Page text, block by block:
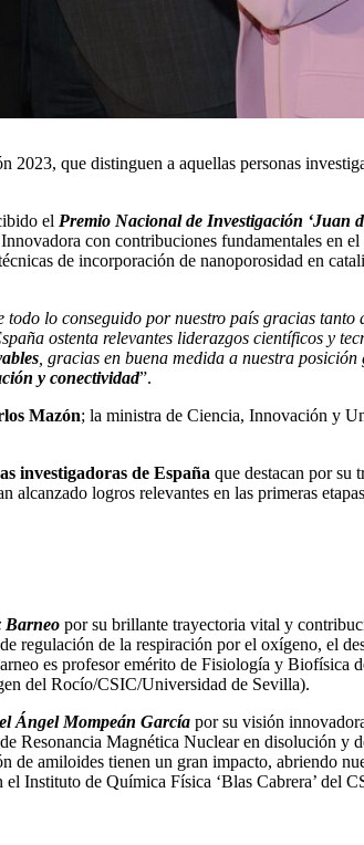
que distinguen a aquellas personas
el Premio Nacional de Investigación ‘Juan
con contribuciones fundamentales en
de incorporación de nanoporosidad en
lo conseguido por nuestro país gracias tanto
ostenta relevantes liderazgos científicos y
, gracias en buena medida a nuestra
y conectividad”.
Mazón; la ministra de Ciencia, Innovación y
investigadoras de España que destacan por su
alcanzado logros relevantes en las primeras
Barneo por su brillante trayectoria vital y
regulación de la respiración por el oxígeno, el
es profesor emérito de Fisiología y Biofísica
del Rocío/CSIC/Universidad de Sevilla).
Ángel Mompeán García por su visión
Resonancia Magnética Nuclear en disolución y
amiloides tienen un gran impacto, abriendo
Instituto de Química Física ‘Blas Cabrera’ del